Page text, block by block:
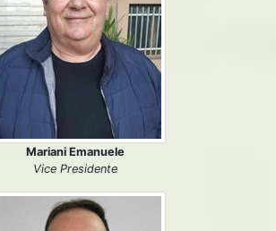
Mariani Emanuele
Vice Presidente